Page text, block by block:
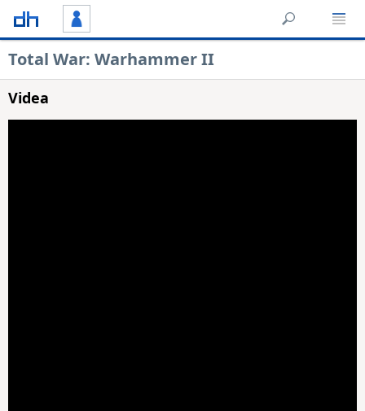
Total War: Warhammer II
Videa